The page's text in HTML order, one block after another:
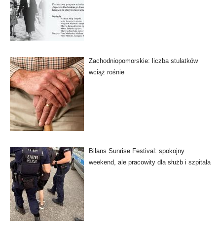
Zachodniopomorskie: liczba stulatków
wciąż rośnie
Bilans Sunrise Festival: spokojny
weekend, ale pracowity dla służb i szpitala